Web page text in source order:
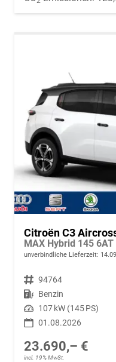
Citroën C3
unverbindliche Lieferzeit:
Fahrzeugnr. 94764
Kraftstoff Benzin
Leistung 107 kW (145 PS)
01.08.2026
23.690,– €
incl. 19% MwSt.